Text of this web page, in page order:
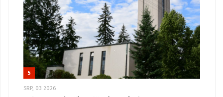
5
SRP, 03 2026